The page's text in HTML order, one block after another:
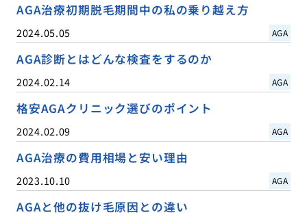
AGA治療初期脱毛期間中の私の乗り越え方
2024.05.05 AGA
AGA診断とはどんな検査をするのか
2024.02.14 AGA
格安AGAクリニック選びのポイント
2024.02.09 AGA
AGA治療の費用相場と安い理由
2023.10.10 AGA
AGAと他の抜け毛原因との違い